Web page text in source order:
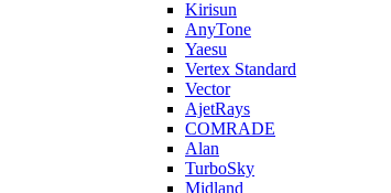
Kirisun
AnyTone
Yaesu
Vertex Standard
Vector
AjetRays
COMRADE
Alan
TurboSky
Midland